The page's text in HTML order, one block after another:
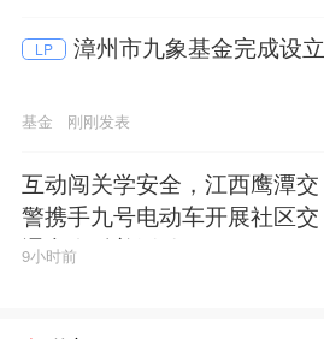
LP 漳州市九象基金完成设立
基金 刚刚发表
互动闯关学安全，江西鹰潭交
警携手九号电动车开展社区交
通安全科普活动
9小时前